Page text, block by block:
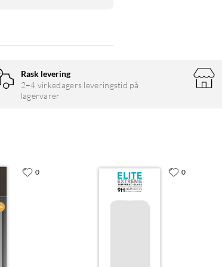
Rask levering
2–4 virkedagers leveringstid på
lagervarer
0 0